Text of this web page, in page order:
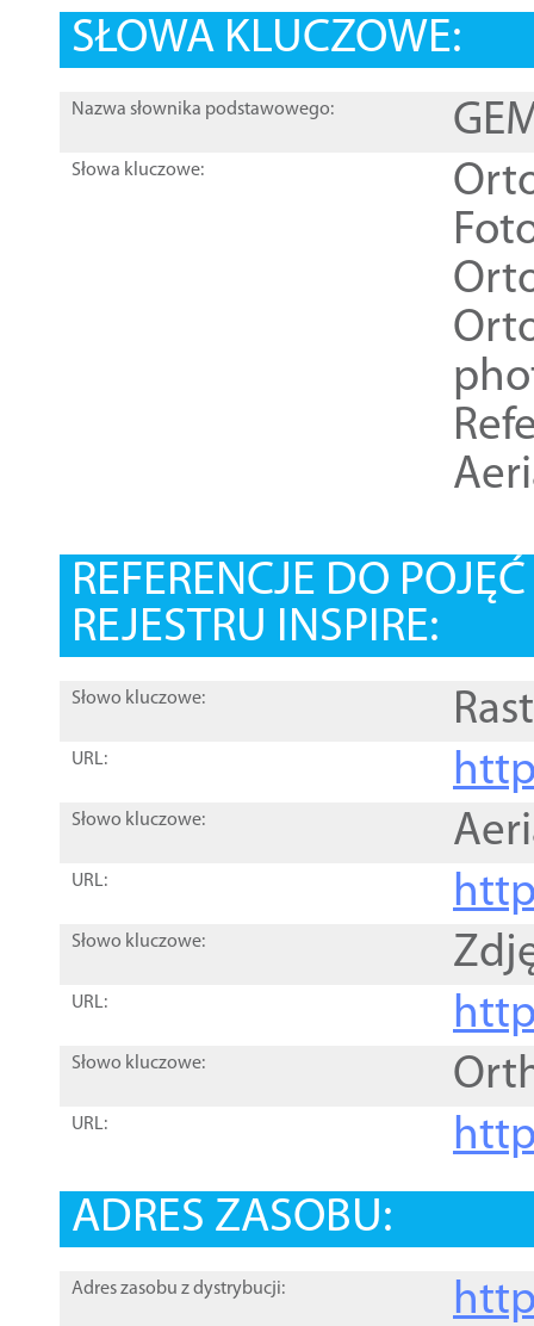
SŁOWA KLUCZOWE:
Nazwa słownika podstawowego:
Słowa kluczowe:
REFERENCJE DO
REJESTRU INSPIRE:
Słowo kluczowe:
URL:
Słowo kluczowe:
URL:
Słowo kluczowe:
URL:
Słowo kluczowe:
URL:
ADRES ZASOBU:
Adres zasobu z dystrybucji: